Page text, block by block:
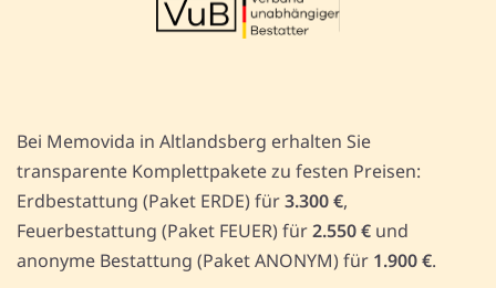
Bei Memovida in Altlandsberg erhalten Sie
transparente Komplettpakete zu festen Preisen:
Erdbestattung (Paket ERDE) für3.300 €,
Feuerbestattung (Paket FEUER) für2.550 € und
anonyme Bestattung (Paket ANONYM) für 1.900 €.